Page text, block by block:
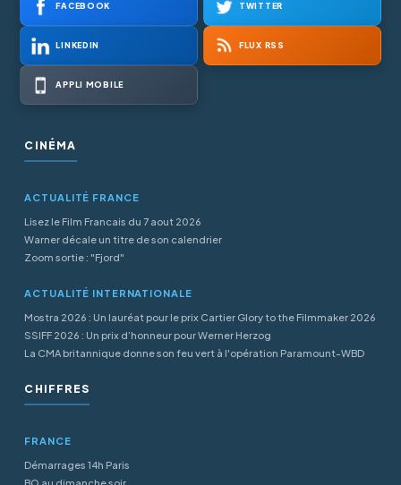
FACEBOOK TWITTER
LINKEDIN FLUX RSS
APPLI MOBILE
CINÉMA
ACTUALITÉ FRANCE
Lisez le Film Francais du 7 aout 2026
Warner décale un titre de son calendrier
Zoom sortie : "Fjord"
ACTUALITÉ INTERNATIONALE
Mostra 2026 : Un lauréat pour le prix Cartier Glory to the Filmmaker 2026
SSIFF 2026 : Un prix d’honneur pour Werner Herzog
La CMA britannique donne son feu vert à l'opération Paramount-WBD
CHIFFRES
FRANCE
Démarrages 14h Paris